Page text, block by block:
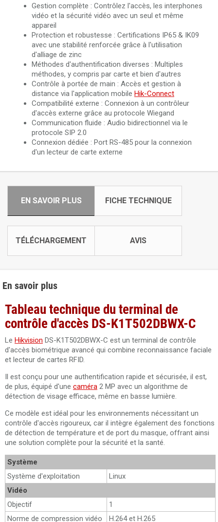
Gestion complète : Contrôlez l'accès, les interphones
vidéo et la sécurité vidéo avec un seul et même
appareil
Protection et robustesse : Certifications IP65 & IK09
avec une stabilité renforcée grâce à l'utilisation
d'alliage de zinc
Méthodes d'authentification diverses : Multiples
méthodes, y compris par carte et bien d'autres
Contrôle à portée de main : Accès et gestion à
distance via l'application mobile Hik-Connect
Compatibilité externe : Connexion à un contrôleur
d'accès externe grâce au protocole Wiegand
Communication fluide : Audio bidirectionnel via le
protocole SIP 2.0
Connexion dédiée : Port RS-485 pour la connexion
d'un lecteur de carte externe
EN SAVOIR PLUS FICHE TECHNIQUE
TÉLÉCHARGEMENT AVIS
En savoir plus
Tableau technique du terminal de
contrôle d'accès DS-K1T502DBWX-C
Le Hikvision DS-K1T502DBWX-C est un terminal de contrôle
d'accès biométrique avancé qui combine reconnaissance faciale
et lecteur de cartes RFID.
Il est conçu pour une authentification rapide et sécurisée, il est,
de plus, équipé d'une caméra 2 MP avec un algorithme de
détection de visage efficace, même en basse lumière.
Ce modèle est idéal pour les environnements nécessitant un
contrôle d'accès rigoureux, car il intègre également des fonctions
de détection de température et de port du masque, offrant ainsi
une solution complète pour la sécurité et la santé.
Système
Système d'exploitation
Linux
Vidéo
Objectif
1
Norme de compression vidéo
H.264 et H.265